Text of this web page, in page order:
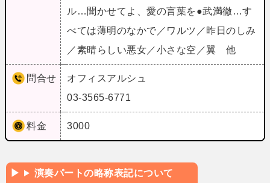
ル…聞かせてよ、愛の言葉を●武満徹…す
べては薄明のなかで／ワルツ／昨日のしみ
／素晴らしい悪女／小さな空／翼 他
問合せ
オフィスアルシュ
03-3565-6771
料金 3000
演奏パートの略称表記について